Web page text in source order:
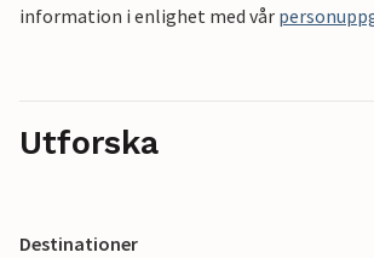
information i enlighet med vår
Utforska
Destinationer